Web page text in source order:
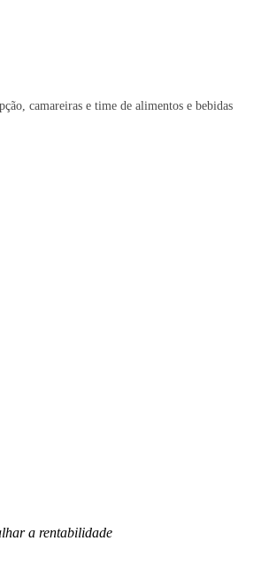
camareiras e time de alimentos e bebidas
a rentabilidade